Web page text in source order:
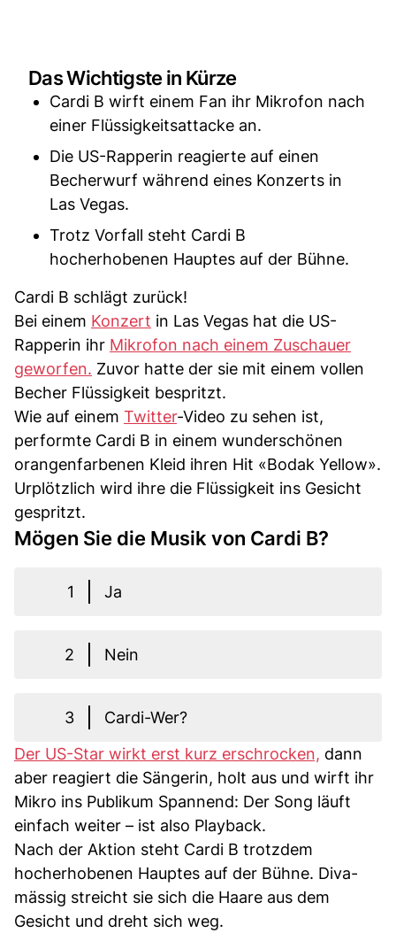
Das Wichtigste in Kürze
Cardi B wirft einem Fan ihr Mikrofon nach
einer Flüssigkeitsattacke an.
Die US-Rapperin reagierte auf einen
Becherwurf während eines Konzerts in
Las Vegas.
Trotz Vorfall steht Cardi B
hocherhobenen Hauptes auf der Bühne.
Cardi B schlägt zurück!
Bei einem Konzert in Las Vegas hat die US-
Rapperin ihr Mikrofon nach einem Zuschauer
geworfen. Zuvor hatte der sie mit einem vollen
Becher Flüssigkeit bespritzt.
Wie auf einem Twitter-Video zu sehen ist,
performte Cardi B in einem wunderschönen
orangenfarbenen Kleid ihren Hit «Bodak Yellow».
Urplötzlich wird ihre die Flüssigkeit ins Gesicht
gespritzt.
Mögen Sie die Musik von Cardi B?
1 Ja
2 Nein
3
Cardi-Wer?
Der US-Star wirkt erst kurz erschrocken, dann
aber reagiert die Sängerin, holt aus und wirft ihr
Mikro ins Publikum Spannend: Der Song läuft
einfach weiter – ist also Playback.
Nach der Aktion steht Cardi B trotzdem
hocherhobenen Hauptes auf der Bühne. Diva-
mässig streicht sie sich die Haare aus dem
Gesicht und dreht sich weg.